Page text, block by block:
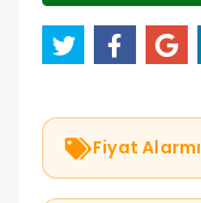
Fiyat Alarmı